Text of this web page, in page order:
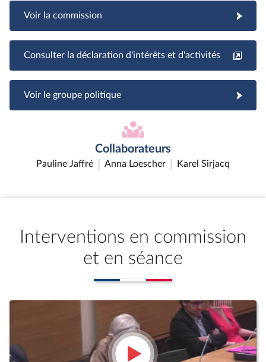
Voir la commission
Consulter la déclaration d'intérêts et d'activités
Voir le groupe politique
Collaborateurs
Pauline Jaffré Anna Loescher Karel Sirjacq
Interventions en commission
et en séance